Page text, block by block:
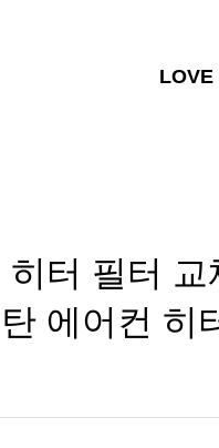
LOVE
터 필터 교
에어컨 히